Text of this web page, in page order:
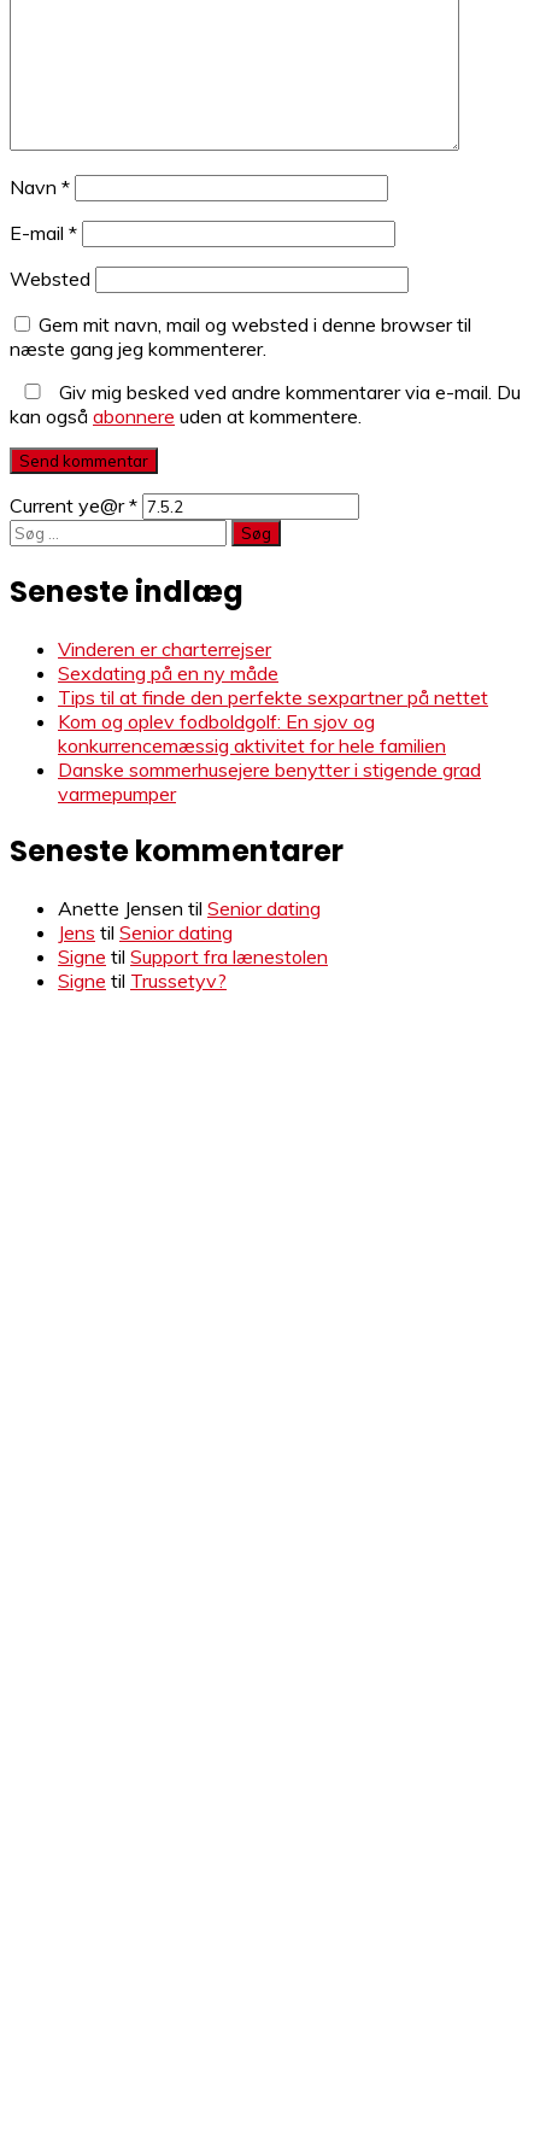
Navn *
E-mail *
Websted
Gem mit navn, mail og websted i denne browser til
næste gang jeg kommenterer.
Giv mig besked ved andre kommentarer via e-mail. Du
kan også abonnere uden at kommentere.
Current ye@r*
Søg
Seneste indlæg
Vinderen er charterrejser
Sexdating på en ny måde
Tips til at finde den perfekte sexpartner på nettet
Kom og oplev fodboldgolf: En sjov og
konkurrencemæssig aktivitet for hele familien
Danske sommerhusejere benytter i stigende grad
varmepumper
Seneste kommentarer
Anette Jensen til Senior dating
Jens til Senior dating
Signe til Support fra lænestolen
Signe til Trussetyv?